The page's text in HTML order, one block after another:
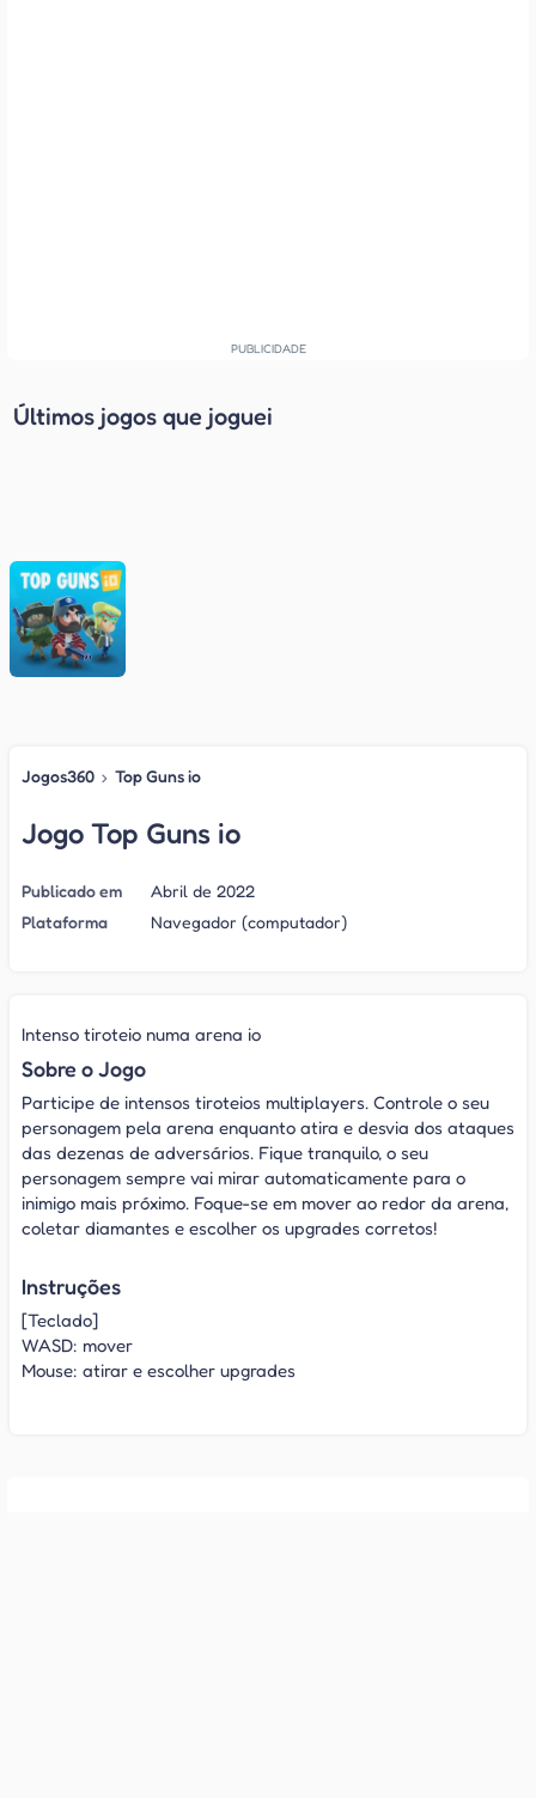
Últimos jogos que joguei
Jogos360 › Top Guns io
Jogo Top Guns io
Publicado em
Abril de 2022
Plataforma
Navegador (computador)
Intenso tiroteio numa arena io
Sobre o Jogo
Participe de intensos tiroteios multiplayers. Controle o seu
personagem pela arena enquanto atira e desvia dos ataques
das dezenas de adversários. Fique tranquilo, o seu
personagem sempre vai mirar automaticamente para o
inimigo mais próximo. Foque-se em mover ao redor da arena,
coletar diamantes e escolher os upgrades corretos!
Instruções
[Teclado]
WASD: mover
Mouse: atirar e escolher upgrades